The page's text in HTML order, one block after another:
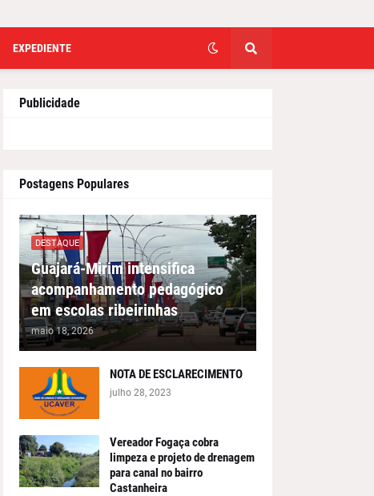
EXPEDIENTE
Publicidade
Postagens Populares
DESTAQUE
Guajará-Mirim intensifica
acompanhamento pedagógico
em escolas ribeirinhas
maio 18, 2026
NOTA DE ESCLARECIMENTO
julho 28, 2023
Vereador Fogaça cobra
limpeza e projeto de drenagem
para canal no bairro
Castanheira